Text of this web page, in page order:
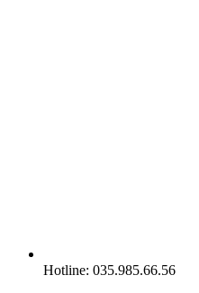
Hotline: 035.985.66.56